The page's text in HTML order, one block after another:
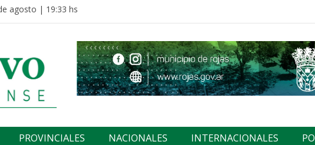
agosto | 19:33 hs
PROVINCIALES NACIONALES INTERNACIONALES